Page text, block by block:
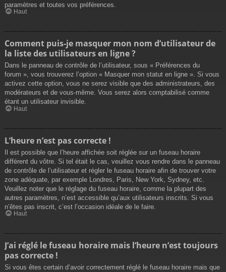
paramètres et toutes vos préférences.
Haut
Comment puis-je masquer mon nom d’utilisateur de
la liste des utilisateurs en ligne ?
Dans le panneau de contrôle de l’utilisateur, sous « Préférences du
forum », vous trouverez l’option « Masquer mon statut en ligne ». Si vous
activez cette option, vous ne serez visible que des administrateurs, des
modérateurs et de vous-même. Vous serez alors comptabilisé comme
étant un utilisateur invisible.
Haut
L’heure n’est pas correcte !
Il est possible que l’heure affichée soit réglée sur un fuseau horaire
différent du vôtre. Si tel était le cas, veuillez vous rendre dans le panneau
de contrôle de l’utilisateur et régler le fuseau horaire afin de trouver votre
zone adéquate, par exemple Londres, Paris, New York, Sydney, etc.
Veuillez noter que le réglage du fuseau horaire, comme la plupart des
autres paramètres, n’est accessible qu’aux utilisateurs inscrits. Si vous
n’êtes pas inscrit, c’est l’occasion idéale de le faire.
Haut
J’ai réglé le fuseau horaire mais l’heure n’est toujours
pas correcte !
Si vous êtes certain d’avoir correctement réglé le fuseau horaire mais que